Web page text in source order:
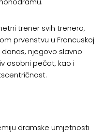
trener svih trenera,
prvenstvu u Francuskoj
njegovo slavno
osobni pečat, kao i
dramske umjetnosti